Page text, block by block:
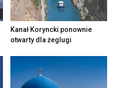
Kanał Koryncki ponownie
otwarty dla żeglugi